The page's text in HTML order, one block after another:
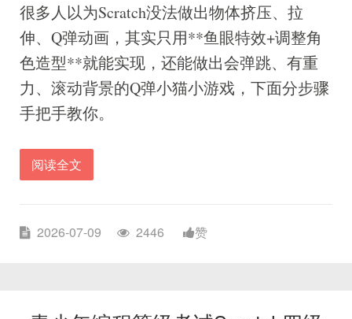
很多人以为Scratch没法做出物体挤压、拉
伸、Q弹动画，其实只用**鱼眼特效+调整角
色造型**就能实现，还能做出会弹跳、有重
力、滚动背景的Q弹小猫小游戏，下面分步骤
手把手教你。
阅读全文
2026-07-09 2446 赞